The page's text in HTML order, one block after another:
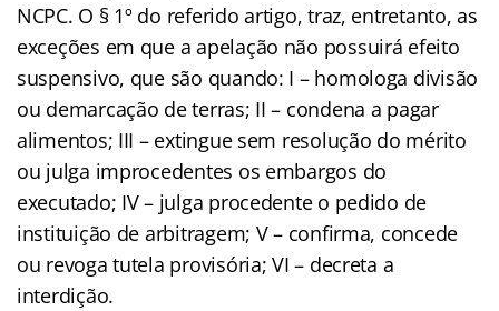
NCPC. O § 1º do referido artigo, traz, entretanto, as
exceções em que a apelação não possuirá efeito
suspensivo, que são quando: I – homologa divisão
ou demarcação de terras; II – condena a pagar
alimentos; III – extingue sem resolução do mérito
ou julga improcedentes os embargos do
executado; IV – julga procedente o pedido de
instituição de arbitragem; V – confirma, concede
ou revoga tutela provisória; VI – decreta a
interdição.